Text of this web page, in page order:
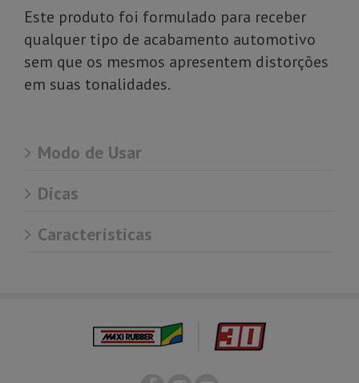
Este produto foi formulado para receber
qualquer tipo de acabamento automotivo
sem que os mesmos apresentem distorções
em suas tonalidades.
Modo de Usar
Dicas
Características